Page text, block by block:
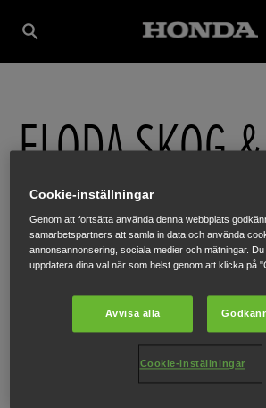
FLODA SKOG &
TRÄDGÅRD AB
BROVÄGEN 20,FLODA,448 31
HÄR FÅR DU MER INFORMATION
Cookie-inställningar
Genom att fortsätta använda denna webbplats
samarbetspartners att samla in data och använda
annonsannonsering, sociala medier och mätningar.
uppdatera dina val när som helst genom att klicka på
Avvisa alla
Cookie-inställningar